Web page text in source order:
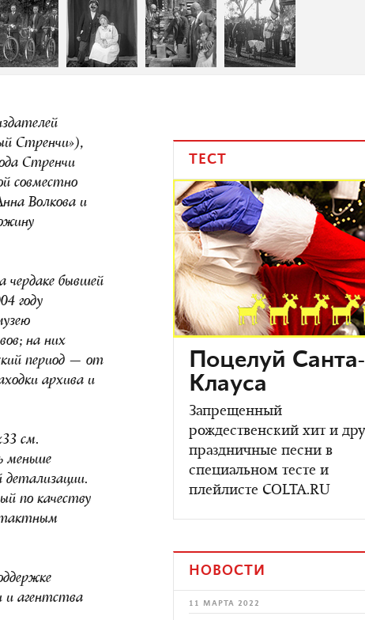
Стренчи»),
Стренчи
совместно
Волкова и
чердаке бывшей
году
на них
период — от
архива и
см.
меньше
по качеству
и агентства
ТЕСТ
Поцелуй Санта-
Клауса
Запрещенный
рождественский хит и
праздничные песни в
специальном тесте и
плейлисте COLTA.RU
НОВОСТИ
11 МАРТА 2022